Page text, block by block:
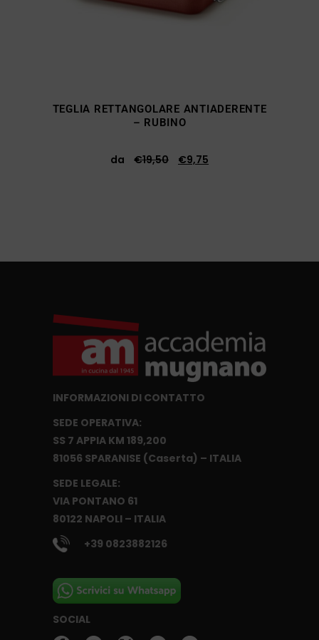
TEGLIA RETTANGOLARE ANTIADERENTE
– RUBINO
da €19,50 €9,75
INFORMAZIONI DI CONTATTO
SEDE OPERATIVA:
SS 7 APPIA KM 189,200
81056 SPARANISE (Caserta) – ITALIA
SEDE LEGALE:
VIA PONTANO 61
80122 NAPOLI – ITALIA
+39 0823882126
SOCIAL